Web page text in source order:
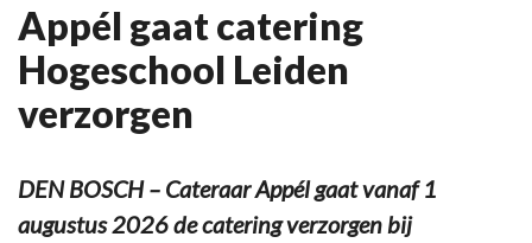
Appél gaat catering
Hogeschool Leiden
verzorgen
DEN BOSCH – Cateraar Appél gaat vanaf 1
augustus 2026 de catering verzorgen bij